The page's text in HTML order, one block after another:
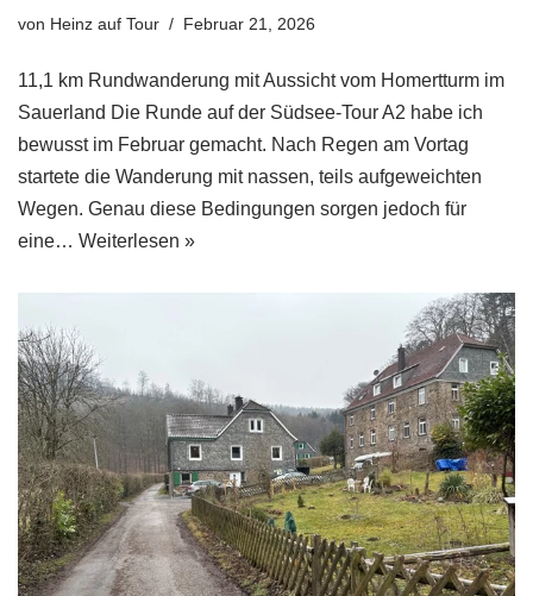
von Heinz auf Tour Februar 21, 2026
11,1 km Rundwanderung mit Aussicht vom Homertturm im
Sauerland Die Runde auf der Südsee-Tour A2 habe ich
bewusst im Februar gemacht. Nach Regen am Vortag
startete die Wanderung mit nassen, teils aufgeweichten
Wegen. Genau diese Bedingungen sorgen jedoch für
eine… Weiterlesen »